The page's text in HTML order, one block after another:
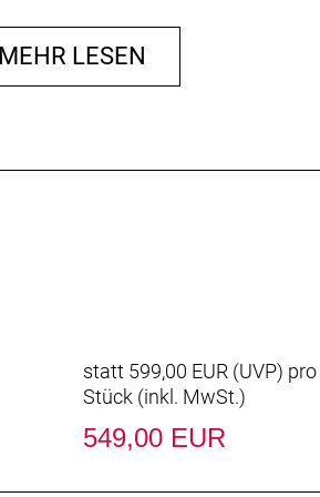
MEHR LESEN
statt 599,00 EUR(UVP) pro
Stück (inkl. MwSt.)
549,00 EUR